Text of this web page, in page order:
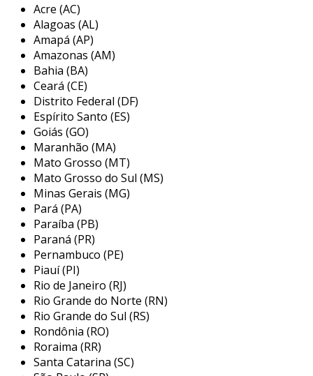
vidro. o design permite uma grande área de
superfície, o que maximiza a eficiência na
captura de contaminantes.
o funcionamento é simples: o ar poluído é
aspirado, passando pelo cartucho, que retém
poeiras, névoas e outras partículas. em
seguida, o ar limpo é liberado, contribuindo
para um ambiente mais puro.
características dos filtros de ar tipo
cartucho
os filtros de ar tipo cartucho apresentam
diversas características que os tornam uma
escolha popular. a seguir, destacamos algumas
delas:
: são eficazes na remoção de partículas
pequenas, resultando em um ar mais
limpo.
durabilidade
robustos, oferecem uma longa vida útil
Acre (AC)
Alagoas (AL)
Amapá (AP)
Amazonas (AM)
Bahia (BA)
Ceará (CE)
Distrito Federal (DF)
Espírito Santo (ES)
Goiás (GO)
Maranhão (MA)
Mato Grosso (MT)
Mato Grosso do Sul (MS)
Minas Gerais (MG)
Pará (PA)
Paraíba (PB)
Paraná (PR)
Pernambuco (PE)
Piauí (PI)
Rio de Janeiro (RJ)
Rio Grande do Norte (RN)
Rio Grande do Sul (RS)
Rondônia (RO)
Roraima (RR)
Santa Catarina (SC)